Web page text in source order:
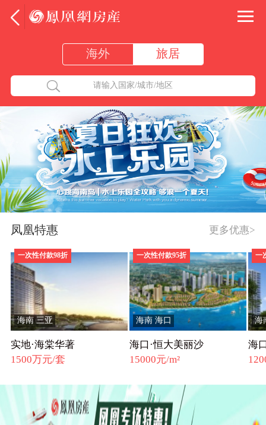
海外 旅居
请输入国家/城市/地区
凤凰特惠 更多优惠>
一次性付款98折
海南 三亚
实地·海棠华著
1500万元/套
一次性付款95折
海南 海口
海口·恒大美丽沙
15000元/m²
一
海
海